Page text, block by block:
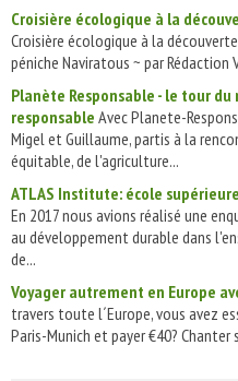
Croisière écologique à la
Croisière écologique à la
péniche Naviratous ~ par Rédaction
Planète Responsable - le tour
responsable Avec Planete-
Migel et Guillaume, partis à la
équitable, de l'agriculture...
ATLAS Institute: école
En 2017 nous avions réalisé une
au développement durable dans
de...
Voyager autrement en Europe
travers toute l´Europe, vous avez
Paris-Munich et payer €40?